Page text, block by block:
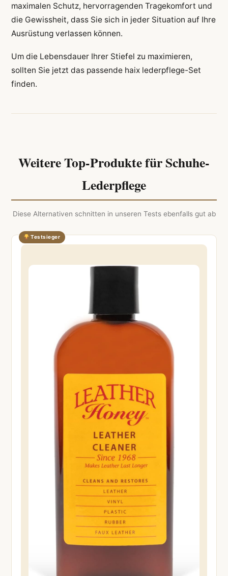
maximalen Schutz, hervorragenden Tragekomfort und
die Gewissheit, dass Sie sich in jeder Situation auf Ihre
Ausrüstung verlassen können.
Um die Lebensdauer Ihrer Stiefel zu maximieren,
sollten Sie jetzt das passende haix lederpflege-Set
finden.
Weitere Top-Produkte für Schuhe-
Lederpflege
Diese Alternativen schnitten in unseren Tests ebenfalls gut ab
Testsieger